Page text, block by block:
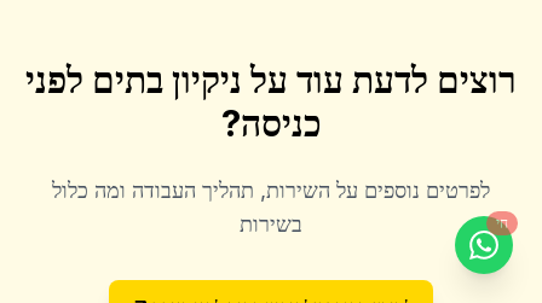
רוצים לדעת עוד על ניקיון בתים לפני
כניסה?
לפרטים נוספים על השירות, תהליך העבודה ומה כלול
בשירות
חי